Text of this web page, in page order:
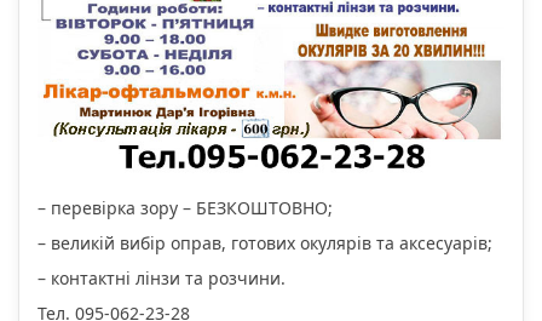
– перевірка зору – БЕЗКОШТОВНО;
– великій вибір оправ, готових окулярів та аксесуарів;
– контактні лінзи та розчини.
Тел. 095-062-23-28